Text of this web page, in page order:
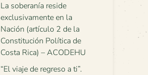
La soberanía reside
exclusivamente en la
Nación (artículo 2 de la
Constitución Política de
Costa Rica) – ACODEHU
“El viaje de regreso a ti”.